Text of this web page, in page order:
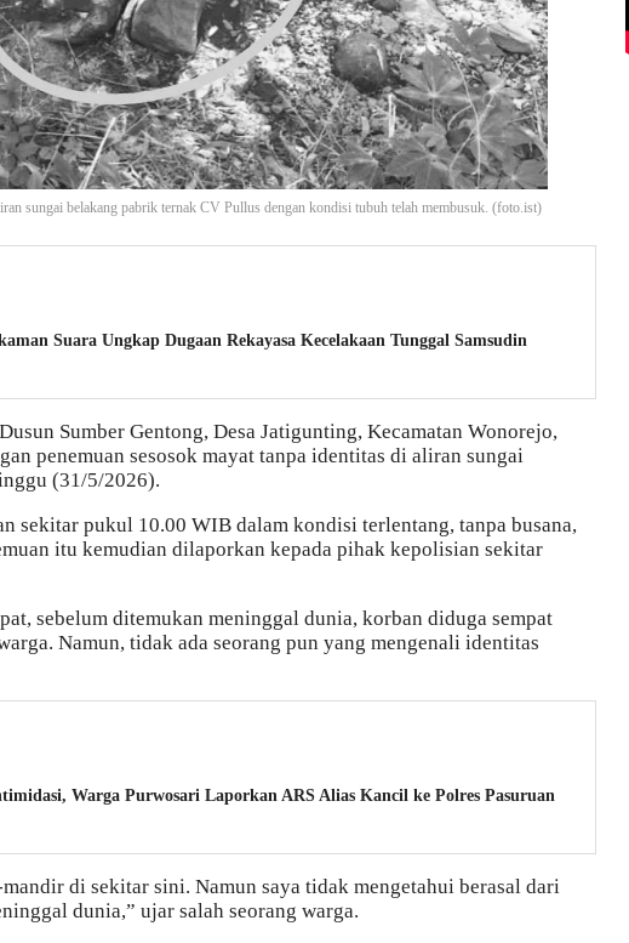
sungai belakang pabrik ternak CV Pullus dengan kondisi tubuh telah membusuk. (foto.ist)
Suara Ungkap Dugaan Rekayasa Kecelakaan Tunggal Samsudin
Sumber Gentong, Desa Jatigunting, Kecamatan Wonorejo,
penemuan sesosok mayat tanpa identitas di aliran sungai
(31/5/2026).
sekitar pukul 10.00 WIB dalam kondisi terlentang, tanpa busana,
itu kemudian dilaporkan kepada pihak kepolisian sekitar
sebelum ditemukan meninggal dunia, korban diduga sempat
Namun, tidak ada seorang pun yang mengenali identitas
Warga Purwosari Laporkan ARS Alias Kancil ke Polres Pasuruan
di sekitar sini. Namun saya tidak mengetahui berasal dari
dunia,” ujar salah seorang warga.